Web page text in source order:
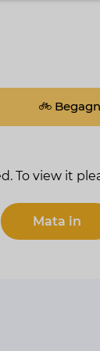
🚲
To view it